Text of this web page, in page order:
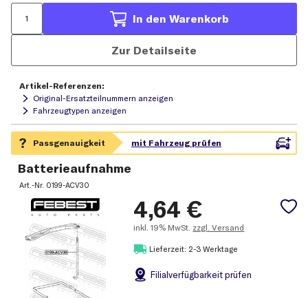
In den Warenkorb
Zur Detailseite
Artikel-Referenzen:
Original-Ersatzteilnummern anzeigen
Fahrzeugtypen anzeigen
Batterieaufnahme
Art.-Nr. 0199-ACV30
4,64 €
inkl. 19% MwSt. zzgl. Versand
Lieferzeit: 2-3 Werktage
Filialverfügbarkeit prüfen